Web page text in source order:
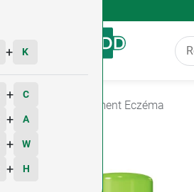
+ K
+ C
+ A
+ W
+ H
Traitement Eczéma